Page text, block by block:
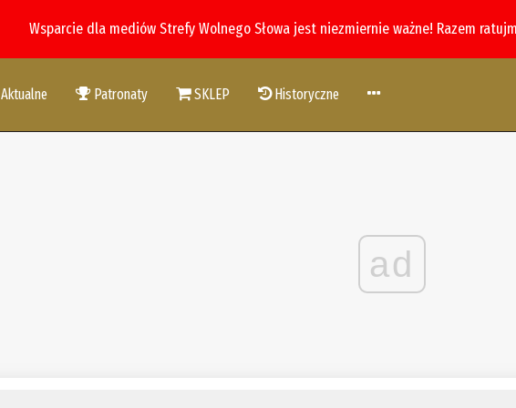
Wsparcie dla mediów Strefy Wolnego Słowa jest niezmiernie ważne! Razem
Aktualne Patronaty SKLEP Historyczne
ad